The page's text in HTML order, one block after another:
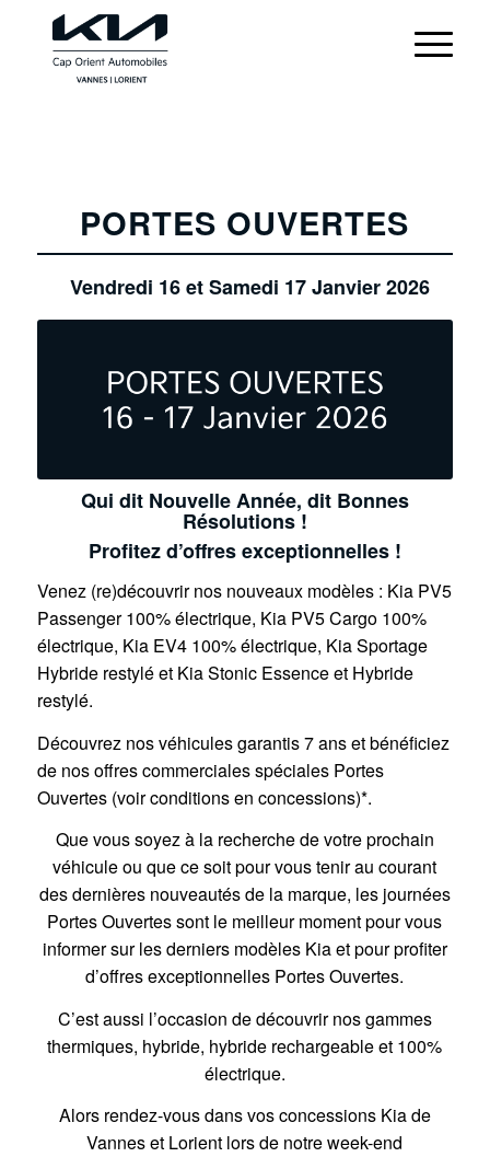
PORTES OUVERTES
Vendredi 16 et Samedi 17 Janvier 2026
Qui dit Nouvelle Année, dit Bonnes
Résolutions !
Profitez d’offres exceptionnelles !
Venez (re)découvrir nos nouveaux modèles : Kia PV5
Passenger 100% électrique, Kia PV5 Cargo 100%
électrique, Kia EV4 100% électrique, Kia Sportage
Hybride restylé et Kia Stonic Essence et Hybride
restylé.
Découvrez nos véhicules garantis 7 ans et bénéficiez
de nos offres commerciales spéciales Portes
Ouvertes (voir conditions en concessions)*.
Que vous soyez à la recherche de votre prochain
véhicule ou que ce soit pour vous tenir au courant
des dernières nouveautés de la marque, les journées
Portes Ouvertes sont le meilleur moment pour vous
informer sur les derniers modèles Kia et pour profiter
d’offres exceptionnelles Portes Ouvertes.
C’est aussi l’occasion de découvrir nos gammes
thermiques, hybride, hybride rechargeable et 100%
électrique.
Alors rendez-vous dans vos concessions Kia de
Vannes et Lorient lors de notre week-end